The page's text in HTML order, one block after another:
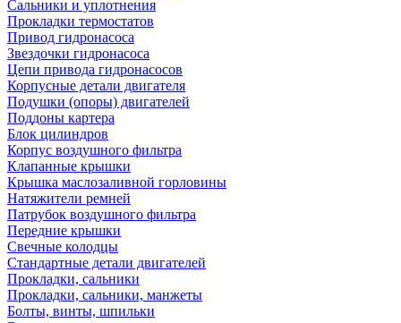
Сальники и уплотнения
Прокладки термостатов
Привод гидронасоса
Звездочки гидронасоса
Цепи привода гидронасосов
Корпусные детали двигателя
Подушки (опоры) двигателей
Поддоны картера
Блок цилиндров
Корпус воздушного фильтра
Клапанные крышки
Крышка маслозаливной горловины
Натяжители ремней
Патрубок воздушного фильтра
Передние крышки
Свечные колодцы
Стандартные детали двигателей
Прокладки, сальники
Прокладки, сальники, манжеты
Болты, винты, шпильки